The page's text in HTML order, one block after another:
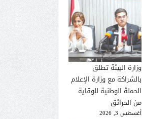
وزارة البيئة تطلق
بالشراكة مع وزارة الإعلام
الحملة الوطنية للوقاية
من الحرائق
أغسطس 3, 2026